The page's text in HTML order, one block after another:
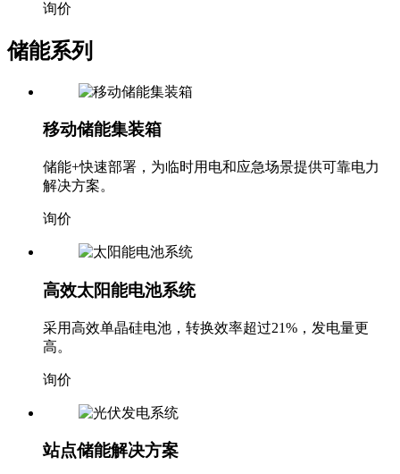
询价
储能系列
移动储能集装箱
储能+快速部署，为临时用电和应急场景提供可靠电力
解决方案。
询价
高效太阳能电池系统
采用高效单晶硅电池，转换效率超过21%，发电量更
高。
询价
站点储能解决方案